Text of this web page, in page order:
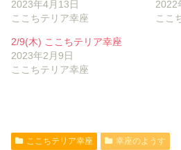
2023年4月13日
ここちテリア幸座
2022
ここ
2/9(木) ここちテリア幸座
2023年2月9日
ここちテリア幸座
ここちテリア幸座 幸座のようす